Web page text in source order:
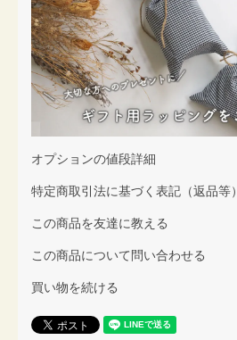
オプションの値段詳細
特定商取引法に基づく表記（返品等）
この商品を友達に教える
この商品について問い合わせる
買い物を続ける